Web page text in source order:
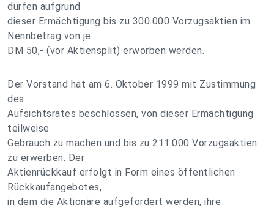
dürfen aufgrund
dieser Ermächtigung bis zu 300.000 Vorzugsaktien im
Nennbetrag von je
DM 50,- (vor Aktiensplit) erworben werden.
Der Vorstand hat am 6. Oktober 1999 mit Zustimmung
des
Aufsichtsrates beschlossen, von dieser Ermächtigung
teilweise
Gebrauch zu machen und bis zu 211.000 Vorzugsaktien
zu erwerben. Der
Aktienrückkauf erfolgt in Form eines öffentlichen
Rückkaufangebotes,
in dem die Aktionäre aufgefordert werden, ihre